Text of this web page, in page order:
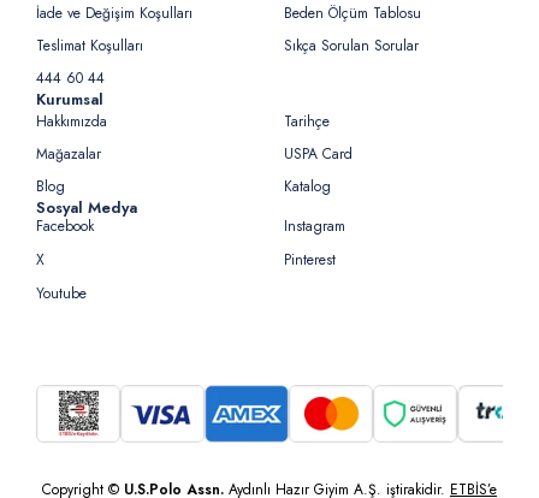
İade ve Değişim Koşulları
Beden Ölçüm Tablosu
Teslimat Koşulları
Sıkça Sorulan Sorular
444 60 44
Kurumsal
Hakkımızda
Tarihçe
Mağazalar
USPA Card
Blog
Katalog
Sosyal Medya
Facebook
Instagram
X
Pinterest
Youtube
Copyright © U.S.Polo Assn. Aydınlı Hazır Giyim A.Ş. iştirakidir. ETBİS’e